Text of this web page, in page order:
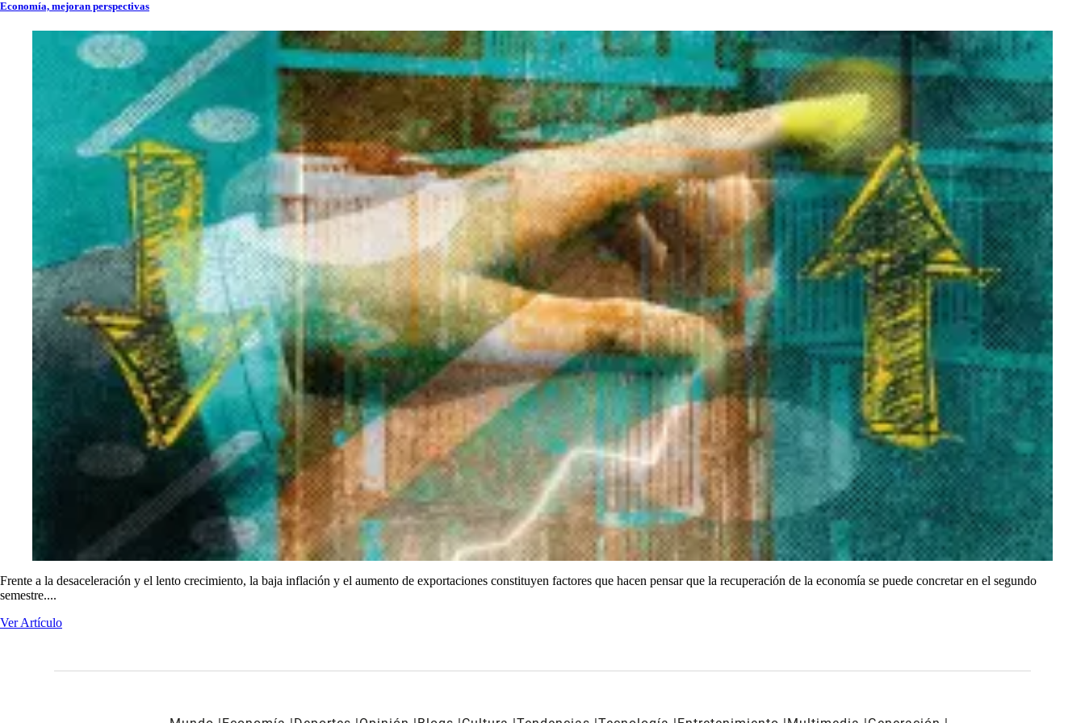
Economía, mejoran perspectivas
Frente a la desaceleración y el lento crecimiento, la baja inflación y el aumento de exportaciones constituyen factores que hacen pensar que la recuperación de la economía se puede concretar en el segundo
semestre....
Ver Artículo